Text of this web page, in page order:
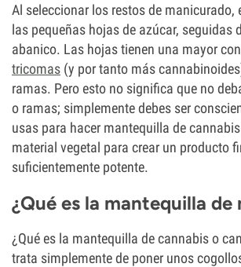
Al seleccionar los restos de manicurado,
las pequeñas hojas de azúcar, seguidas
abanico. Las hojas tienen una mayor
tricomas (y por tanto más
ramas. Pero esto no significa que no
o ramas; simplemente debes ser
usas para hacer mantequilla de
material vegetal para crear un producto
suficientemente potente.
¿Qué es la mantequilla de
¿Qué es la mantequilla de cannabis o
trata simplemente de poner unos